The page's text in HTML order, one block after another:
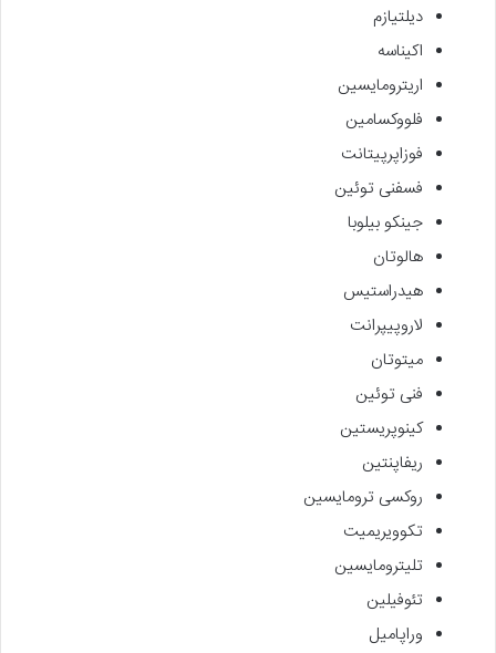
دیلتیازم
اکیناسه
اریترومایسین
فلووکسامین
فوزاپرپیتانت
فسفنی توئین
جینکو بیلوبا
هالوتان
هیدراستیس
لاروپیپرانت
میتوتان
فنی توئین
کینوپریستین
ریفاپنتین
روکسی ترومایسین
تکوویریمیت
تلیترومایسین
تئوفیلین
وراپامیل